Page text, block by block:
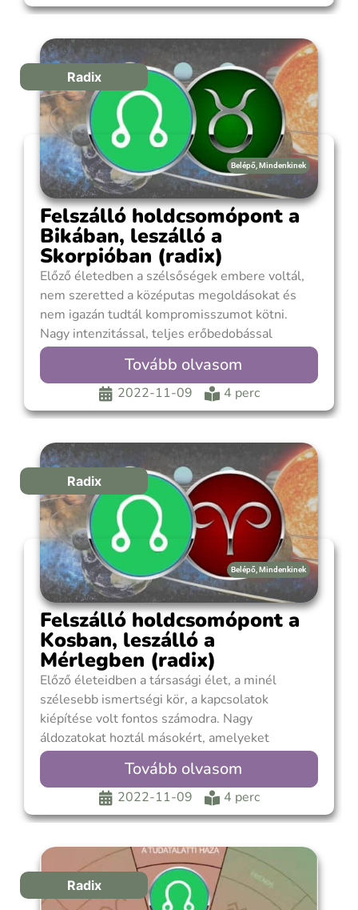
optimista hited, magabiztos fellépésed,
és nézeteidet társadalmi szinten is
érvényesíteni
Radix
Belépő Mindenkinek
Felszálló holdcsomópont a
Bikában, leszálló a
Skorpióban (radix)
Előző életedben a szélsőségek embere voltál,
nem szeretted a középutas megoldásokat és
nem igazán tudtál kompromisszumot kötni.
Nagy intenzitással, teljes erőbedobással
végeztél mindent. Saját adottságaidban nem
tudtál teljesen meg bízni. Azt hitted, hogy
másoknak folyamatosan hátsó gondolatai
vannak. Tudattalanul állandóan ellenőrizted
előtt rejtetten. Bizalmatlanságod
Tovább olvasom
2022-11-09 4 perc
Radix
Belépő Mindenkinek
Felszálló holdcsomópont a
Kosban, leszálló a
Mérlegben (radix)
Előző életeidben a társasági élet, a minél
szélesebb ismertségi kör, a kapcsolatok
kiépítése volt fontos számodra. Nagy
áldozatokat hoztál másokért, amelyeket
véleményed szerint nem igazán méltányoltak,
és most hordozod magadban a neheztelés és
fájdalom érzéseit. Úgy érzed, hogy a többi
embernek magától kellene rájönni az
Tovább olvasom
2022-11-09 4 perc
Radix